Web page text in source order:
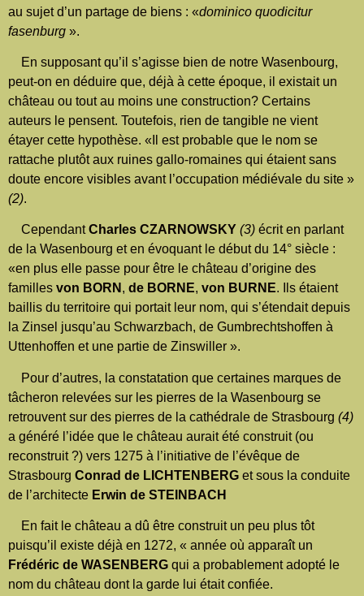
au sujet d’un partage de biens : «dominico quodicitur
fasenburg ».
En supposant qu’il s’agisse bien de notre Wasenbourg,
peut-on en déduire que, déjà à cette époque, il existait un
château ou tout au moins une construction? Certains
auteurs le pensent. Toutefois, rien de tangible ne vient
étayer cette hypothèse. «Il est probable que le nom se
rattache plutôt aux ruines gallo-romaines qui étaient sans
doute encore visibles avant l’occupation médiévale du site »
(2).
CependantCharles CZARNOWSKY (3) écrit en parlant
de la Wasenbourg et en évoquant le début du 14° siècle :
«en plus elle passe pour être le château d’origine des
familles von BORN , de BORNE, von BURNE. Ils étaient
baillis du territoire qui portait leur nom, qui s’étendait depuis
la Zinsel jusqu’au Schwarzbach, de Gumbrechtshoffen à
Uttenhoffen et une partie de Zinswiller ».
Pour d’autres, la constatation que certaines marques de
tâcheron relevées sur les pierres de la Wasenbourg se
retrouvent sur des pierres de la cathédrale de Strasbourg (4)
a généré l’idée que le château aurait été construit (ou
reconstruit ?) vers 1275 à l’initiative de l’évêque de
Strasbourg Conrad de LICHTENBERG et sous la conduite
de l’architecte Erwin de STEINBACH
En fait le château a dû être construit un peu plus tôt
puisqu’il existe déjà en 1272, « année où apparaît un
Frédéric de WASENBERG qui a probablement adopté le
nom du château dont la garde lui était confiée.